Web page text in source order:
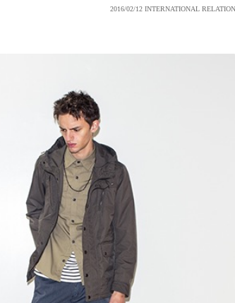
2016/02/12 INTERNATIONAL RELATION